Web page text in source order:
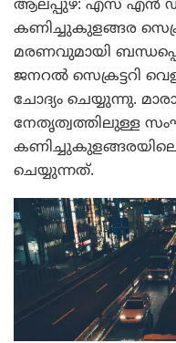
ആലപ്പുഴ: എസ് എൻ
കണിച്ചുകുളങ്ങര
മരണവുമായി
ജനറൽ സെക്രട്ടറി
ചോദ്യം ചെയ്യുന്നു.
നേതൃത്വത്തിലുള്ള
കണിച്ചുകുളങ്ങരയിലെ
ചെയ്യുന്നത്.